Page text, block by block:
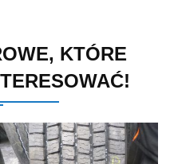
KTÓRE